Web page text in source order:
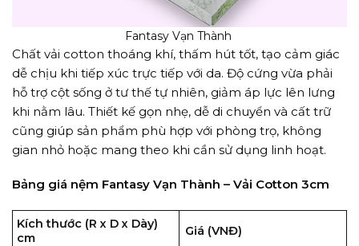
Fantasy Vạn Thành
Chất vải cotton thoáng khí, thấm hút tốt, tạo cảm giác
dễ chịu khi tiếp xúc trực tiếp với da. Độ cứng vừa phải
hỗ trợ cột sống ở tư thế tự nhiên, giảm áp lực lên lưng
khi nằm lâu. Thiết kế gọn nhẹ, dễ di chuyển và cất trữ
cũng giúp sản phẩm phù hợp với phòng trọ, không
gian nhỏ hoặc mang theo khi cần sử dụng linh hoạt.
Bảng giá nệm Fantasy Vạn Thành – Vải Cotton 3cm
Kích thước (R x D x Dày)
cm
Giá (VNĐ)